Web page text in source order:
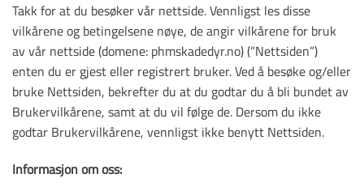
Takk for at du besøker vår nettside. Vennligst les disse
vilkårene og betingelsene nøye, de angir vilkårene for bruk
av vår nettside (domene: phmskadedyr.no) (”Nettsiden”)
enten du er gjest eller registrert bruker. Ved å besøke og/eller
bruke Nettsiden, bekrefter du at du godtar du å bli bundet av
Brukervilkårene, samt at du vil følge de. Dersom du ikke
godtar Brukervilkårene, vennligst ikke benytt Nettsiden.
Informasjon om oss: